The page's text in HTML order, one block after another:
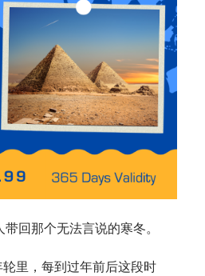
回那个无法言说的寒冬。
里，每到过年前后这段时